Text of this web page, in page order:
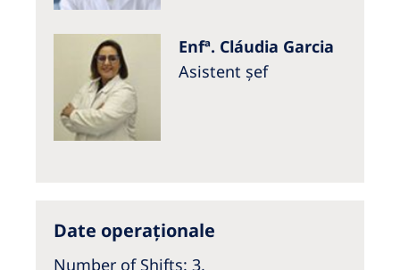
Enfª. Cláudia Garcia
Asistent șef
Date operaționale
Number of Shifts: 3,